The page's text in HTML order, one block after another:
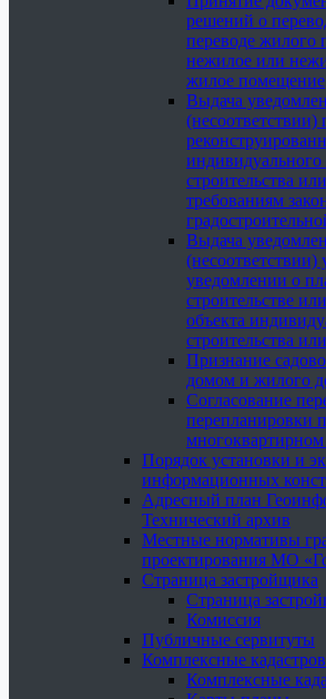
решений о
переводе жилого
нежилое или
жилое помещение
Выдача
строительства
требованиям
Выдача
(несоответствии)
уведомлении о
строительстве
объекта
строительства
Признание
домом и жилого
Согласование
перепланировки
Порядок установки и
информационных
Адресный план
Технический архив
Местные нормативы
проектирования МО
Страница застройщика
Страница
Комиссия
Публичные сервитуты
Комплексные
Комплексные